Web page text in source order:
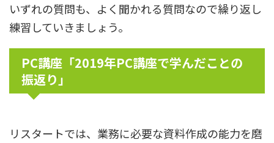
いずれの質問も、よく聞かれる質問なので繰り返し
練習していきましょう。
PC講座「2019年PC講座で学んだことの
振返り」
リスタートでは、業務に必要な資料作成の能力を磨